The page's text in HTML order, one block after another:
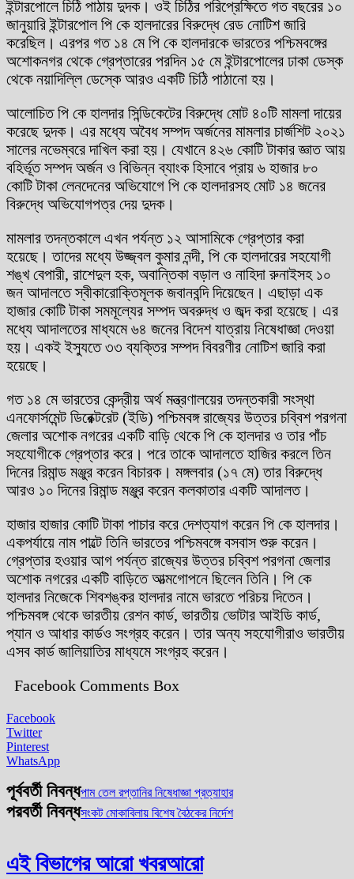
ইন্টারপোলে চিঠি পাঠায় দুদক। ওই চিঠির পরিপ্রেক্ষিতে গত বছরের ১০
জানুয়ারি ইন্টারপোল পি কে হালদারের বিরুদ্ধে রেড নোটিশ জারি
করেছিল। এরপর গত ১৪ মে পি কে হালদারকে ভারতের পশ্চিমবঙ্গের
অশোকনগর থেকে গ্রেপ্তারের পরদিন ১৫ মে ইন্টারপোলের ঢাকা ডেস্ক
থেকে নয়াদিল্লি ডেস্কে আরও একটি চিঠি পাঠানো হয়।
আলোচিত পি কে হালদার সিন্ডিকেটের বিরুদ্ধে মোট ৪০টি মামলা দায়ের
করেছে দুদক। এর মধ্যে অবৈধ সম্পদ অর্জনের মামলার চার্জশিট ২০২১
সালের নভেম্বরে দাখিল করা হয়। যেখানে ৪২৬ কোটি টাকার জ্ঞাত আয়
বহির্ভূত সম্পদ অর্জন ও বিভিন্ন ব্যাংক হিসাবে প্রায় ৬ হাজার ৮০
কোটি টাকা লেনদেনের অভিযোগে পি কে হালদারসহ মোট ১৪ জনের
বিরুদ্ধে অভিযোগপত্র দেয় দুদক।
মামলার তদন্তকালে এখন পর্যন্ত ১২ আসামিকে গ্রেপ্তার করা
হয়েছে। তাদের মধ্যে উজ্জ্বল কুমার নন্দী, পি কে হালদারের সহযোগী
শঙ্খ বেপারী, রাশেদুল হক, অবান্তিকা বড়াল ও নাহিদা রুনাইসহ ১০
জন আদালতে স্বীকারোক্তিমূলক জবানবন্দি দিয়েছেন। এছাড়া এক
হাজার কোটি টাকা সমমূল্যের সম্পদ অবরুদ্ধ ও জব্দ করা হয়েছে। এর
মধ্যে আদালতের মাধ্যমে ৬৪ জনের বিদেশ যাত্রায় নিষেধাজ্ঞা দেওয়া
হয়। একই ইস্যুতে ৩৩ ব্যক্তির সম্পদ বিবরণীর নোটিশ জারি করা
হয়েছে।
গত ১৪ মে ভারতের কেন্দ্রীয় অর্থ মন্ত্রণালয়ের তদন্তকারী সংস্থা
এনফোর্সমেন্ট ডিরেক্টরেট (ইডি) পশ্চিমবঙ্গ রাজ্যের উত্তর চব্বিশ পরগনা
জেলার অশোক নগরের একটি বাড়ি থেকে পি কে হালদার ও তার পাঁচ
সহযোগীকে গ্রেপ্তার করে। পরে তাকে আদালতে হাজির করলে তিন
দিনের রিমান্ড মঞ্জুর করেন বিচারক। মঙ্গলবার (১৭ মে) তার বিরুদ্ধে
আরও ১০ দিনের রিমান্ড মঞ্জুর করেন কলকাতার একটি আদালত।
হাজার হাজার কোটি টাকা পাচার করে দেশত্যাগ করেন পি কে হালদার।
একপর্যায়ে নাম পাল্টে তিনি ভারতের পশ্চিমবঙ্গে বসবাস শুরু করেন।
গ্রেপ্তার হওয়ার আগ পর্যন্ত রাজ্যের উত্তর চব্বিশ পরগনা জেলার
অশোক নগরের একটি বাড়িতে আত্মগোপনে ছিলেন তিনি। পি কে
হালদার নিজেকে শিবশঙ্কর হালদার নামে ভারতে পরিচয় দিতেন।
পশ্চিমবঙ্গ থেকে ভারতীয় রেশন কার্ড, ভারতীয় ভোটার আইডি কার্ড,
প্যান ও আধার কার্ডও সংগ্রহ করেন। তার অন্য সহযোগীরাও ভারতীয়
এসব কার্ড জালিয়াতির মাধ্যমে সংগ্রহ করেন।
Facebook Comments Box
Facebook
Twitter
Pinterest
WhatsApp
পূর্ববর্তী নিবন্ধপাম তেল রপ্তানির নিষেধাজ্ঞা প্রত্যাহার
পরবর্তী নিবন্ধসংকট মোকাবিলায় বিশেষ বৈঠকের নির্দেশ
এই বিভাগের আরো খবরআরো